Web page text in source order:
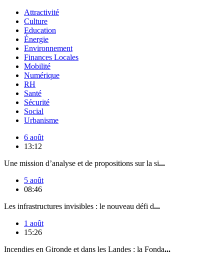
Attractivité
Culture
Education
Énergie
Environnement
Finances Locales
Mobilité
Numérique
RH
Santé
Sécurité
Social
Urbanisme
6 août
13:12
Une mission d’analyse et de propositions sur la si...
5 août
08:46
Les infrastructures invisibles : le nouveau défi d...
1 août
15:26
Incendies en Gironde et dans les Landes : la Fonda...